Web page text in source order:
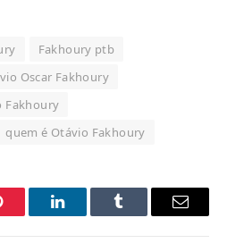
Fakhoury ptb
Oscar Fakhoury
Fakhoury
quem é Otávio Fakhoury
LinkedInTumblr Email